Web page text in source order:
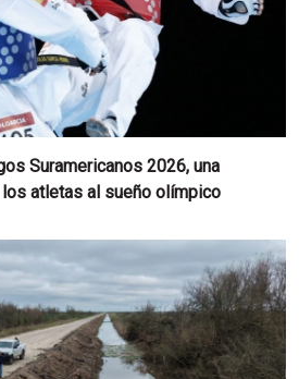
Suramericanos 2026, una
atletas al sueño olímpico